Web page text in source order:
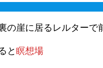
の崖に居るレルターで
と瞑想場